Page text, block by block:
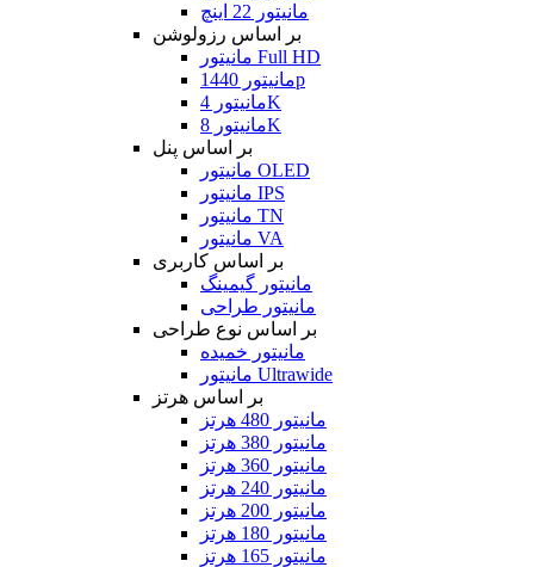
مانیتور 22 اینچ
بر اساس رزولوشن
مانیتور Full HD
مانیتور 1440p
مانیتور 4K
مانیتور 8K
بر اساس پنل
مانیتور OLED
مانیتور IPS
مانیتور TN
مانیتور VA
بر اساس کاربری
مانیتور گیمینگ
مانیتور طراحی
بر اساس نوع طراحی
مانیتور خمیده
مانیتور Ultrawide
بر اساس هرتز
مانیتور 480 هرتز
مانیتور 380 هرتز
مانیتور 360 هرتز
مانیتور 240 هرتز
مانیتور 200 هرتز
مانیتور 180 هرتز
مانیتور 165 هرتز